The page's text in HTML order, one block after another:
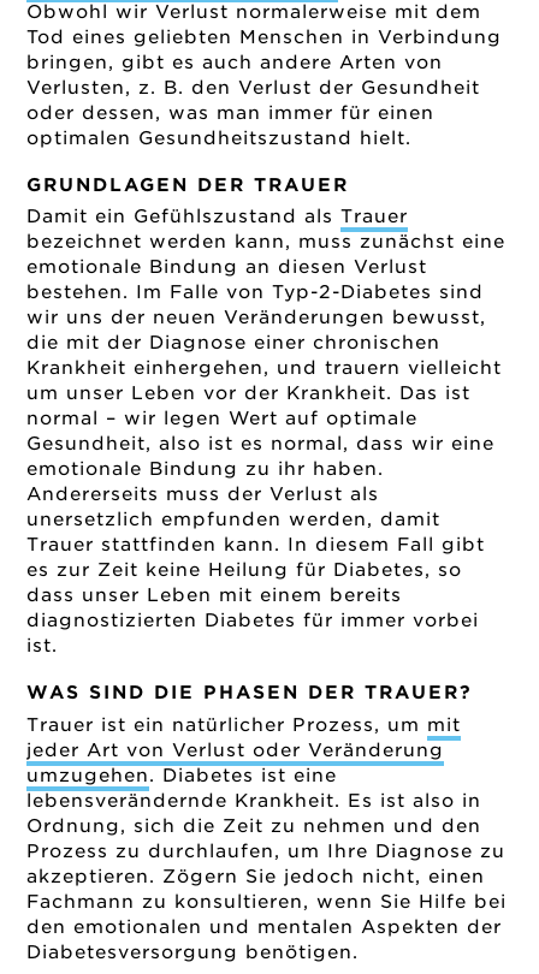
Obwohl wir Verlust normalerweise mit dem
Tod eines geliebten Menschen in Verbindung
bringen, gibt es auch andere Arten von
Verlusten, z. B. den Verlust der Gesundheit
oder dessen, was man immer für einen
optimalen Gesundheitszustand hielt.
GRUNDLAGEN DER TRAUER
Damit ein Gefühlszustand alsTrauer
bezeichnet werden kann, muss zunächst eine
emotionale Bindung an diesen Verlust
bestehen. Im Falle von Typ-2-Diabetes sind
wir uns der neuen Veränderungen bewusst,
die mit der Diagnose einer chronischen
Krankheit einhergehen, und trauern vielleicht
um unser Leben vor der Krankheit. Das ist
normal – wir legen Wert auf optimale
Gesundheit, also ist es normal, dass wir eine
emotionale Bindung zu ihr haben.
Andererseits muss der Verlust als
unersetzlich empfunden werden, damit
Trauer stattfinden kann. In diesem Fall gibt
es zur Zeit keine Heilung für Diabetes, so
dass unser Leben mit einem bereits
diagnostizierten Diabetes für immer vorbei
ist.
WAS SIND DIE PHASEN DER TRAUER?
Trauer ist ein natürlicher Prozess, um mit
jeder Art von Verlust oder Veränderung
umzugehen. Diabetes ist eine
lebensverändernde Krankheit. Es ist also in
Ordnung, sich die Zeit zu nehmen und den
Prozess zu durchlaufen, um Ihre Diagnose zu
akzeptieren. Zögern Sie jedoch nicht, einen
Fachmann zu konsultieren, wenn Sie Hilfe bei
den emotionalen und mentalen Aspekten der
Diabetesversorgung benötigen.